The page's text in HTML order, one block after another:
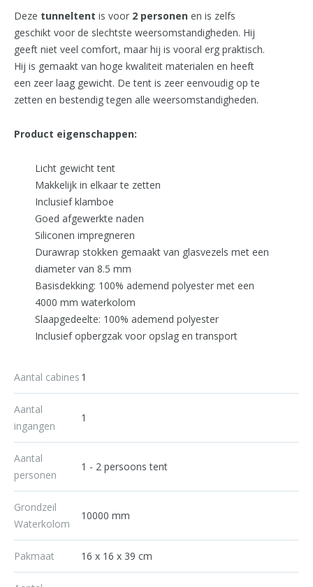
Deze tunneltent is voor 2 personen en is zelfs
geschikt voor de slechtste weersomstandigheden. Hij
geeft niet veel comfort, maar hij is vooral erg praktisch.
Hij is gemaakt van hoge kwaliteit materialen en heeft
een zeer laag gewicht. De tent is zeer eenvoudig op te
zetten en bestendig tegen alle weersomstandigheden.
Product eigenschappen:
Licht gewicht tent
Makkelijk in elkaar te zetten
Inclusief klamboe
Goed afgewerkte naden
Siliconen impregneren
Durawrap stokken gemaakt van glasvezels met een
diameter van 8.5 mm
Basisdekking: 100% ademend polyester met een
4000 mm waterkolom
Slaapgedeelte: 100% ademend polyester
Inclusief opbergzak voor opslag en transport
Aantal cabines 1
Aantal
ingangen
1
Aantal
personen
1 - 2 persoons tent
Grondzeil
Waterkolom
10000 mm
Pakmaat 16 x 16 x 39 cm